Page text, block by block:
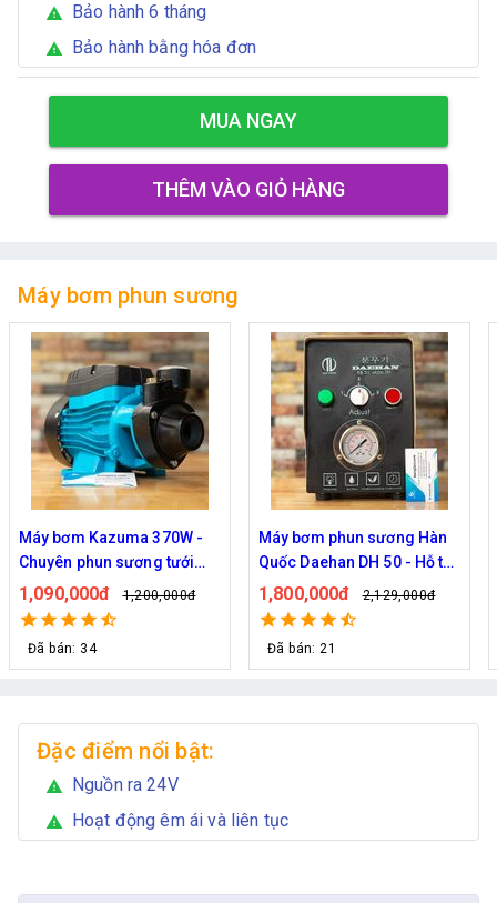
warning Bảo hành 6 tháng
warning Bảo hành bằng hóa đơn
MUA NGAY
THÊM VÀO GIỎ HÀNG
Máy bơm phun sương
Máy bơm Kazuma 370W -
Chuyên phun sương tưới
cây
1,090,000đ 1,200,000đ
Đã bán: 34
Máy bơm phun sương Hàn
Quốc Daehan DH 50 - Hỗ trợ
từ 30 đến 50 béc phun
1,800,000đ 2,129,000đ
Đã bán: 21
Đặc điểm nổi bật:
warning Nguồn ra 24V
warning Hoạt động êm ái và liên tục